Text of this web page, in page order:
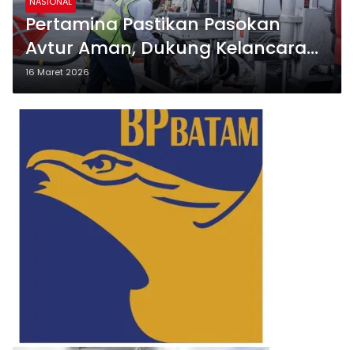
Pertamina Pastikan Pasokan
Avtur Aman, Dukung Kelancaran
Penerbangan Mudik Lebaran
2026 di Sumbagut
16 Maret 2026